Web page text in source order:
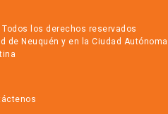
los derechos reservados
de Neuquén y en la Ciudad Autónoma